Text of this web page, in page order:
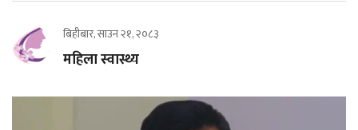
बिहीबार, साउन २१, २०८३
महिला स्वास्थ्य